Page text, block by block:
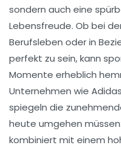
sondern auch eine
Lebensfreude. Ob bei
Berufsleben oder in
perfekt zu sein, kann
Momente erheblich
Unternehmen wie
spiegeln die
heute umgehen
kombiniert mit einem